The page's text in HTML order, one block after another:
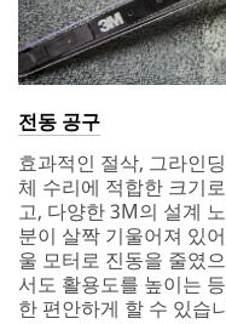
Business
Email
Address
First Name
Last Name
Company
Name
Job Role
Select One
Phone
Number
전동 공구
효과적인 절삭, 그라인
체 수리에 적합한 크기
고, 다양한 3M의 설계
분이 살짝 기울어져 있
울 모터로 진동을 줄였
서도 활용도를 높이는
한 편안하게 할 수 있습